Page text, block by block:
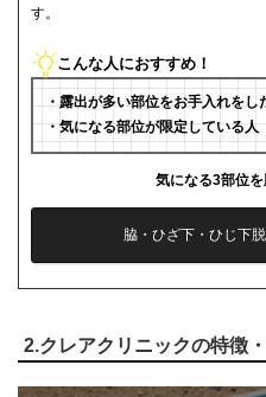
す。
こんな人におすすめ！
・露出が多い部位をお手入れをし
・気になる部位が限定している人
気になる3部位
脇・ひざ下・ひじ下
2.クレアクリニックの特徴